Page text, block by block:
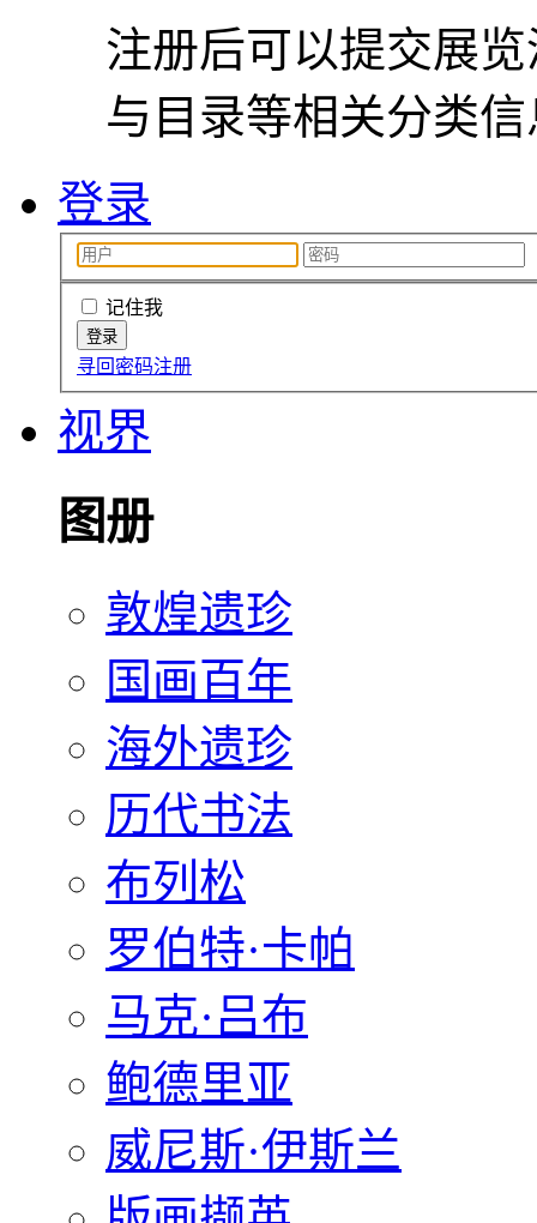
注册后可以提交展
与目录等相关分类
登录
记住我
寻回密码注册
视界
图册
敦煌遗珍
国画百年
海外遗珍
历代书法
布列松
罗伯特·卡帕
马克·吕布
鲍德里亚
威尼斯·伊斯兰